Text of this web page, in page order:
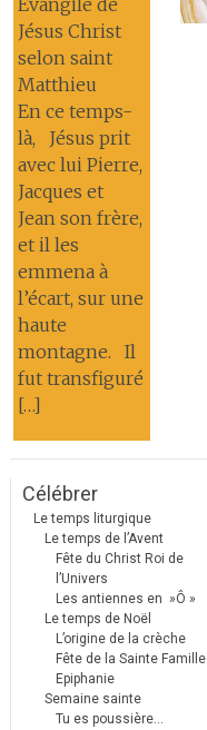
Évangile de
Jésus Christ
selon saint
Matthieu
En ce temps-
là, Jésus prit
avec lui Pierre,
Jacques et
Jean son frère,
et il les
emmena à
l’écart, sur une
haute
montagne. Il
fut transfiguré
[…]
Célébrer
Le temps liturgique
Le temps de l’Avent
Fête du Christ Roi de
l’Univers
Les antiennes en »Ô »
Le temps de Noël
L’origine de la crèche
Fête de la Sainte Famille
Epiphanie
Semaine sainte
Tu es poussière…